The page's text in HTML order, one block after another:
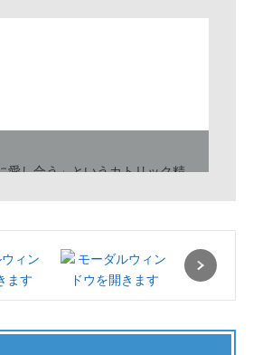
愛し合う」というカトリック精